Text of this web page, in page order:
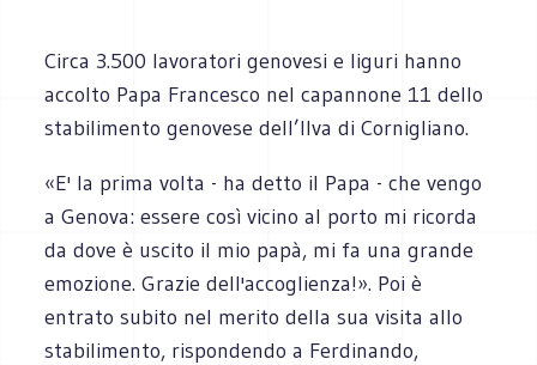
Circa 3.500 lavoratori genovesi e liguri hanno
accolto Papa Francesco nel capannone 11 dello
stabilimento genovese dell’Ilva di Cornigliano.
«E' la prima volta - ha detto il Papa - che vengo
a Genova: essere così vicino al porto mi ricorda
da dove è uscito il mio papà, mi fa una grande
emozione. Grazie dell'accoglienza!». Poi è
entrato subito nel merito della sua visita allo
stabilimento, rispondendo a Ferdinando,